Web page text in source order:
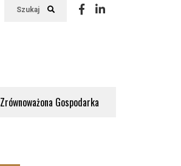
Szukaj
Zrównoważona Gospodarka